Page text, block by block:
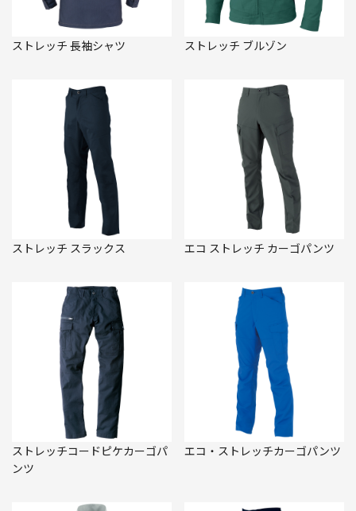
ストレッチ 長袖シャツ ストレッチ ブルゾン
ストレッチ スラックス エコ ストレッチ カーゴパンツ
ストレッチコードピケカーゴパ
ンツ
エコ・ストレッチカーゴパンツ